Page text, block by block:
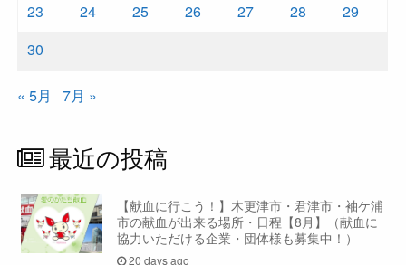
23
24 25 26 27 28
29
30
« 5月 7月 »
最近の投稿
【献血に行こう！】木更津市・君津市・袖ケ浦
市の献血が出来る場所・日程【8月】（献血に
協力いただける企業・団体様も募集中！）
20 days ago